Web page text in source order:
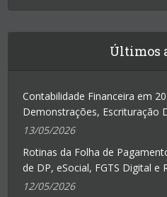
Últimos
Contabilidade Financeira em
Demonstrações, Escrituração
13/05/2026
Rotinas da Folha de
de DP, eSocial, FGTS Digital e
12/05/2026